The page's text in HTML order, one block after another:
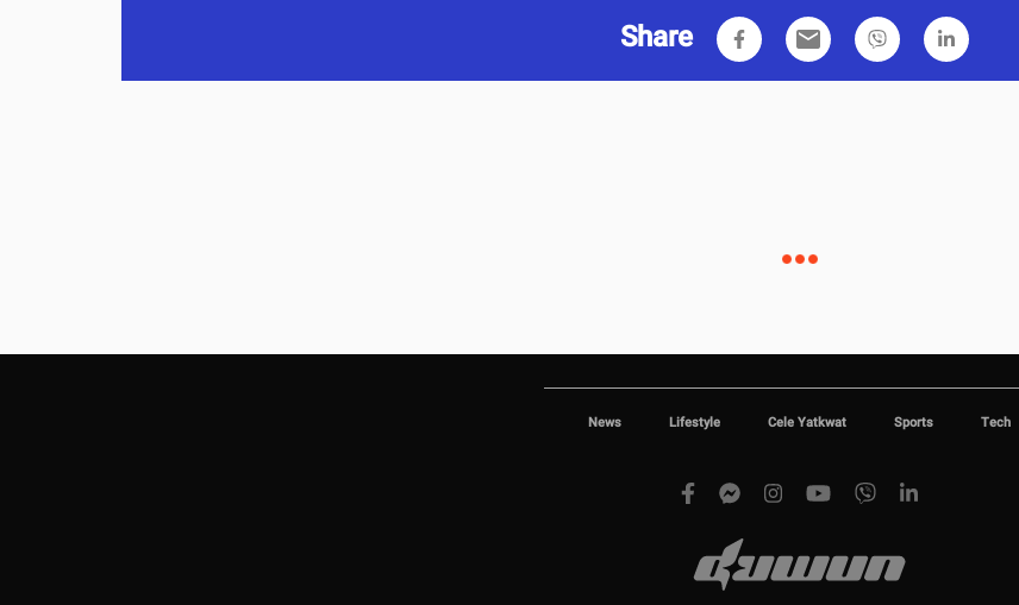
Share email
News Lifestyle Cele Yatkwat Sports Tech